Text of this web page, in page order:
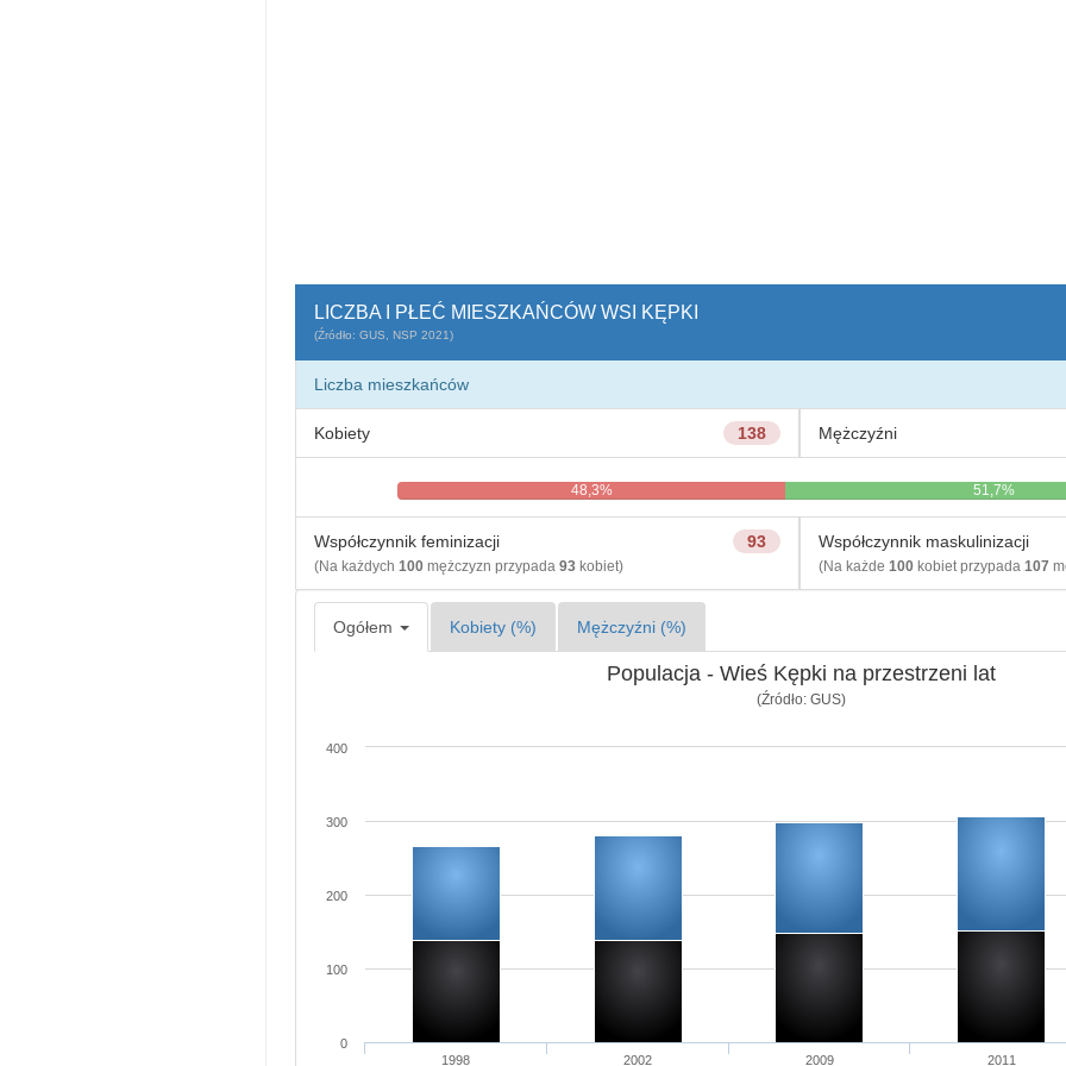
LICZBA I PŁEĆ MIESZKAŃCÓW WSI KĘPKI
(Źródło: GUS, NSP 2021)
Liczba mieszkańców
138
Kobiety Mężczyźni
48,3% 51,7%
93
Współczynnik feminizacji
(Na każdych 100mężczyzn przypada 93kobiet)
Współczynnik maskulinizacji
(Na każde 100kobiet przypada 107
Ogółem Kobiety (%) Mężczyźni (%)
Populacja - Wieś Kępki na przestrzeni lat
(Źródło: GUS)
1998 2002 2009 2011
0
100
200
300
400